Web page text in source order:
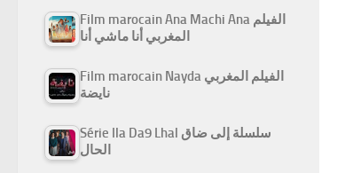
Film marocain Ana Machi Ana الفيلم
المغربي أنا ماشي أنا
Film marocain Nayda الفيلم المغربي
نايضة
Série Ila Da9 Lhal سلسلة إلى ضاق
الحال